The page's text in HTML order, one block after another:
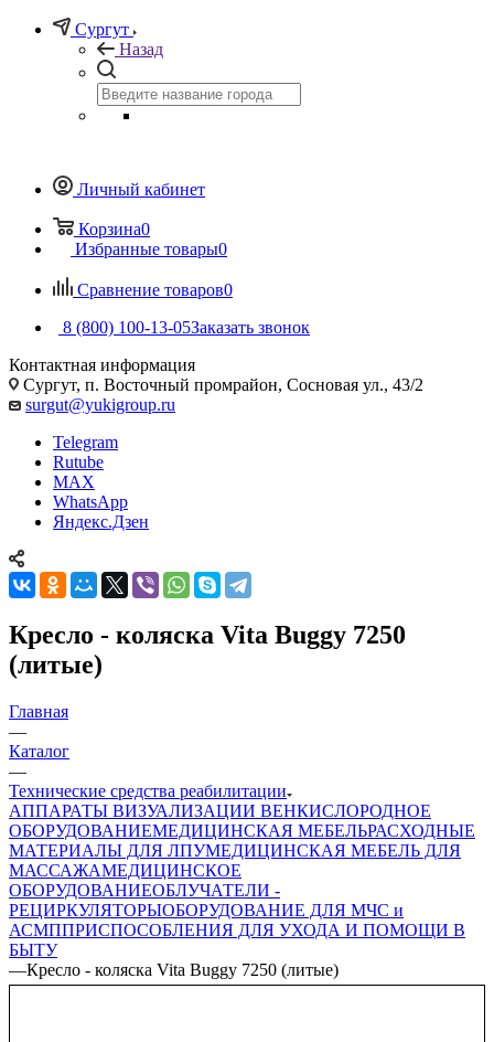
Сургут
Назад
Личный кабинет
Корзина0
Избранные товары0
Сравнение товаров0
8 (800) 100-13-05Заказать звонок
Контактная информация
Сургут, п. Восточный промрайон, Сосновая ул., 43/2
surgut@yukigroup.ru
Telegram
Rutube
MAX
WhatsApp
Яндекс.Дзен
Кресло - коляска Vita Buggy 7250
(литые)
Главная
—
Каталог
—
Технические средства реабилитации
АППАРАТЫ ВИЗУАЛИЗАЦИИ ВЕНКИСЛОРОДНОЕ
ОБОРУДОВАНИЕМЕДИЦИНСКАЯ МЕБЕЛЬРАСХОДНЫЕ
МАТЕРИАЛЫ ДЛЯ ЛПУМЕДИЦИНСКАЯ МЕБЕЛЬ ДЛЯ
МАССАЖАМЕДИЦИНСКОЕ
ОБОРУДОВАНИЕОБЛУЧАТЕЛИ -
РЕЦИРКУЛЯТОРЫОБОРУДОВАНИЕ ДЛЯ МЧС и
АСМППРИСПОСОБЛЕНИЯ ДЛЯ УХОДА И ПОМОЩИ В
БЫТУ
—Кресло - коляска Vita Buggy 7250 (литые)